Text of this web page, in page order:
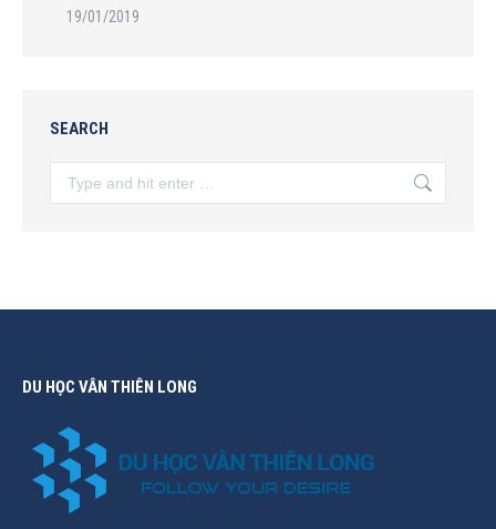
19/01/2019
SEARCH
DU HỌC VÂN THIÊN LONG